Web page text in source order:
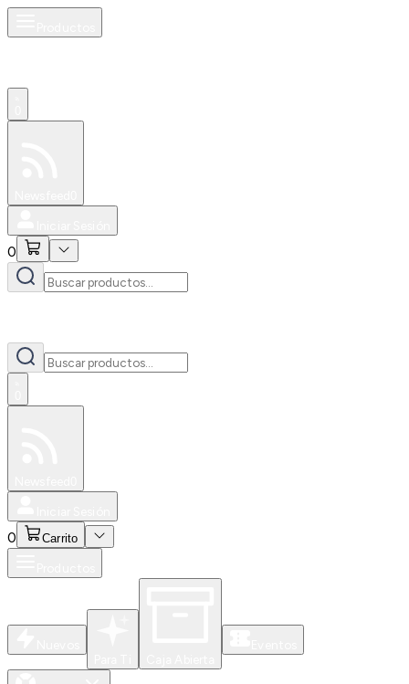
0
0 Carrito